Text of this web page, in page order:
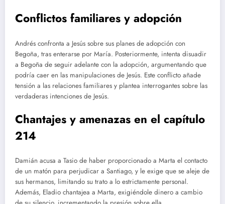
Conflictos familiares y adopción
Andrés confronta a Jesús sobre sus planes de adopción con
Begoña, tras enterarse por María. Posteriormente, intenta disuadir
a Begoña de seguir adelante con la adopción, argumentando que
podría caer en las manipulaciones de Jesús. Este conflicto añade
tensión a las relaciones familiares y plantea interrogantes sobre las
verdaderas intenciones de Jesús.
Chantajes y amenazas en el capítulo
214
Damián acusa a Tasio de haber proporcionado a Marta el contacto
de un matón para perjudicar a Santiago, y le exige que se aleje de
sus hermanos, limitando su trato a lo estrictamente personal.
Además, Eladio chantajea a Marta, exigiéndole dinero a cambio